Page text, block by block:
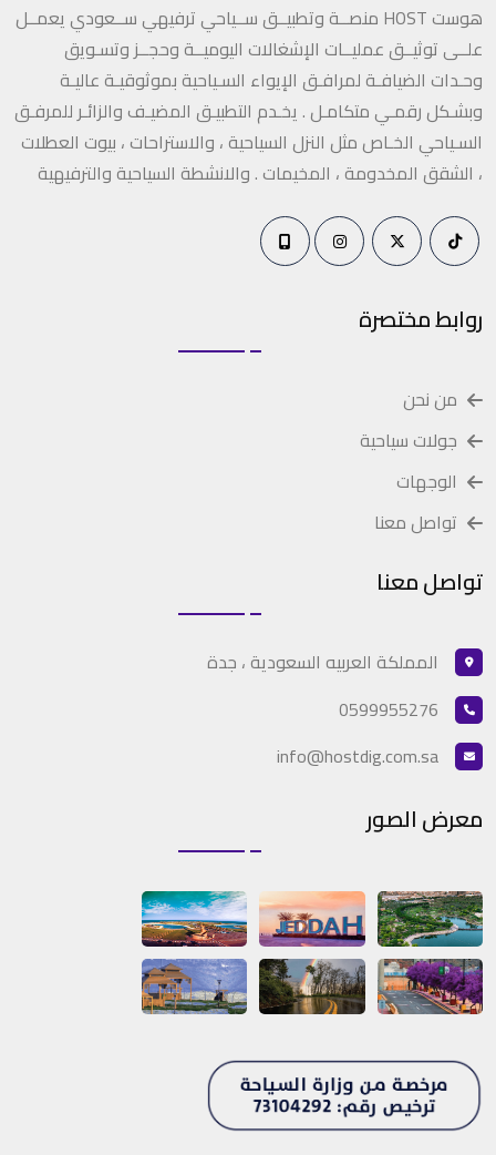
هوست HOST منصــة وتطبيــق ســياحي ترفيهي ســعودي يعمــل
علــى توثيــق عمليــات الإشغالات اليوميــة وحجــز وتسـويق
وحـدات الضيافـة لمرافـق الإيواء السـياحية بموثوقيـة عاليـة
وبشـكل رقمـي متكامـل . يخـدم التطبيـق المضيـف والزائـر للمرفـق
السـياحي الخـاص مثل النزل السياحية ، والاستراحات ، بيوت العطلات
، الشقق المخدومة ، المخيمات . والانشطة السياحية والترفيهية
روابط مختصرة
من نحن
جولات سياحية
الوجهات
تواصل معنا
تواصل معنا
المملكة العربيه السعودية ، جدة
0599955276
info@hostdig.com.sa
معرض الصور